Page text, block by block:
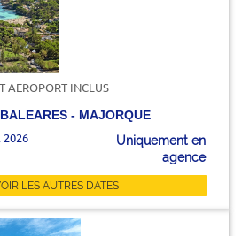
AEROPORT INCLUS
- MAJORQUE
2026
Uniquement en
agence
LES AUTRES DATES